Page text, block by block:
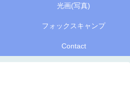
光画(写真)
フォックスキャンプ
Contact